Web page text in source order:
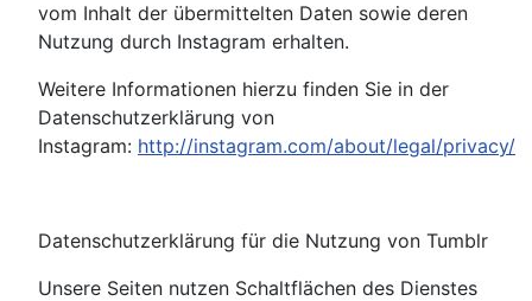
vom Inhalt der übermittelten Daten sowie deren
Nutzung durch Instagram erhalten.
Weitere Informationen hierzu finden Sie in der
Datenschutzerklärung von
Instagram: http://instagram.com/about/legal/privacy/
Datenschutzerklärung für die Nutzung von Tumblr
Unsere Seiten nutzen Schaltflächen des Dienstes